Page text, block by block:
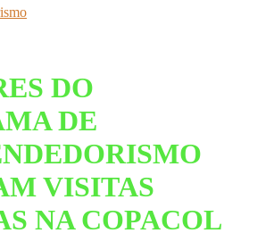
DO
DE
VISITAS
NA COPACOL